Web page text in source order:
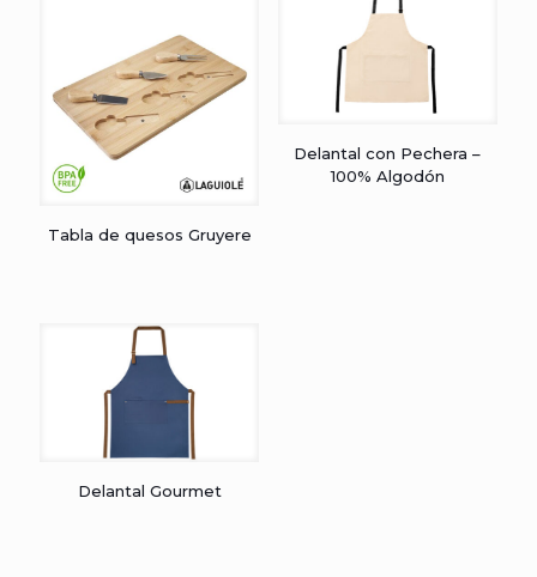
Tabla de quesos Gruyere
Delantal con Pechera –
100% Algodón
Delantal Gourmet